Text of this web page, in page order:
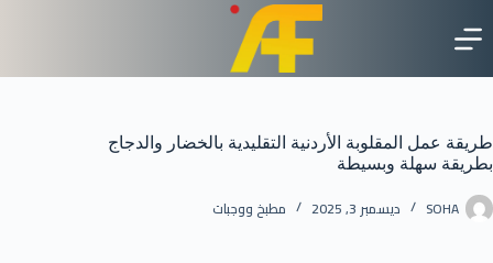
إلى
المحتوى
طريقة عمل المقلوبة الأردنية التقليدية بالخضار والدجاج
بطريقة سهلة وبسيطة
SOHA ديسمبر 3, 2025 مطبخ ووجبات